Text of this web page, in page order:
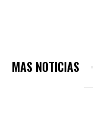
MAS NOTICIAS